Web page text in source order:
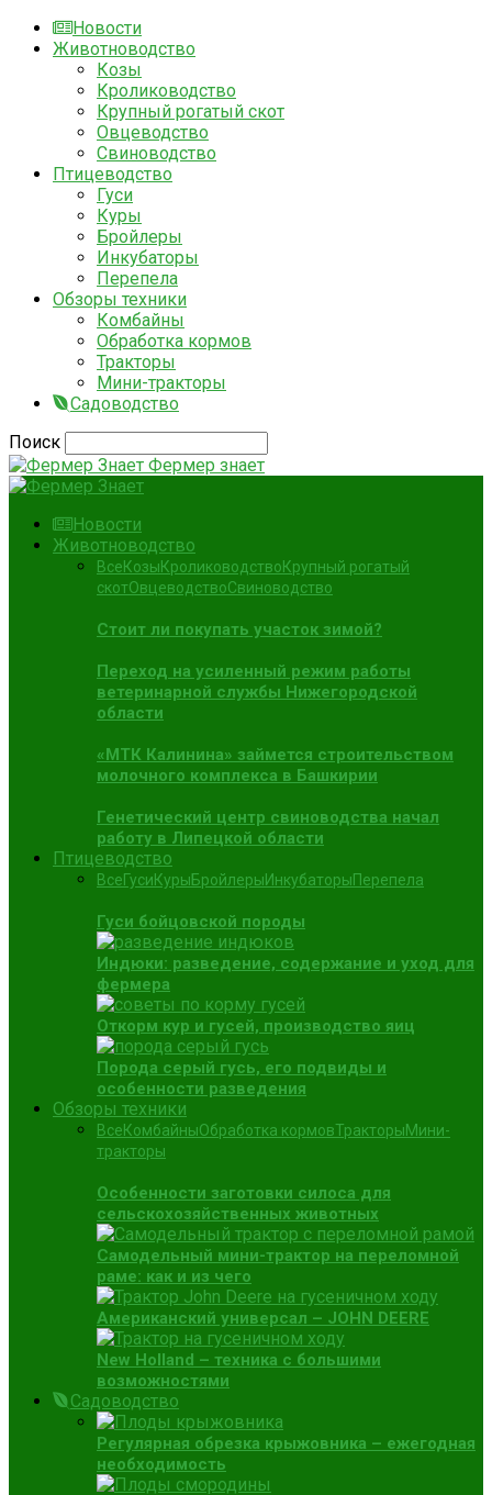
Новости
Животноводство
Козы
Кролиководство
Крупный рогатый скот
Овцеводство
Свиноводство
Птицеводство
Гуси
Куры
Бройлеры
Инкубаторы
Перепела
Обзоры техники
Комбайны
Обработка кормов
Тракторы
Мини-тракторы
Садоводство
Поиск
Фермер знает
Новости
Животноводство
ВсеКозыКролиководствоКрупный рогатый
скотОвцеводствоСвиноводство
Стоит ли покупать участок зимой?
Переход на усиленный режим работы
ветеринарной службы Нижегородской
области
«МТК Калинина» займется строительством
молочного комплекса в Башкирии
Генетический центр свиноводства начал
работу в Липецкой области
Птицеводство
ВсеГусиКурыБройлерыИнкубаторыПерепела
Гуси бойцовской породы
Индюки: разведение, содержание и уход для
фермера
Откорм кур и гусей, производство яиц
Порода серый гусь, его подвиды и
особенности разведения
Обзоры техники
ВсеКомбайныОбработка кормовТракторыМини-
тракторы
Особенности заготовки силоса для
сельскохозяйственных животных
Самодельный мини-трактор на переломной
раме: как и из чего
Американский универсал – JOHN DEERE
New Holland – техника с большими
возможностями
Садоводство
Регулярная обрезка крыжовника – ежегодная
необходимость